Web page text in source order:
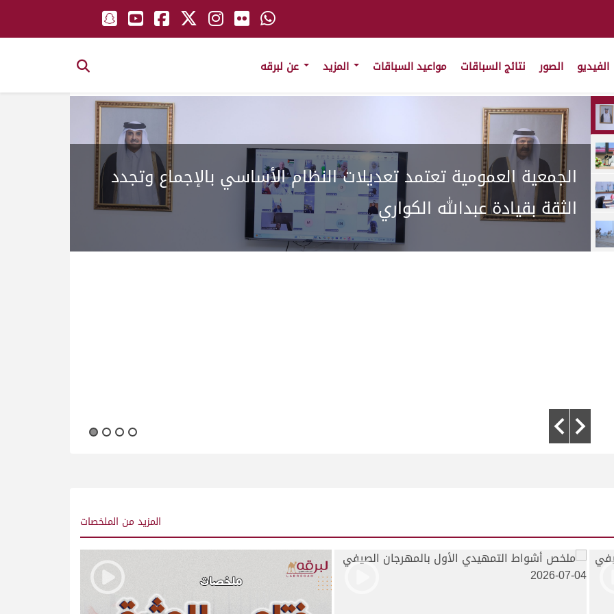
الصور نتائج السباقات مواعيد السباقات
الجمعية العمومية تعتمد تعديلات النظام الأساسي بالإجماع وتجدد
الثقة بقيادة عبدالله الكواري
المزيد من الملخصات